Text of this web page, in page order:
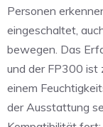
Personen
eingeschaltet,
bewegen. Das
und der FP300 ist
einem
der Ausstattung